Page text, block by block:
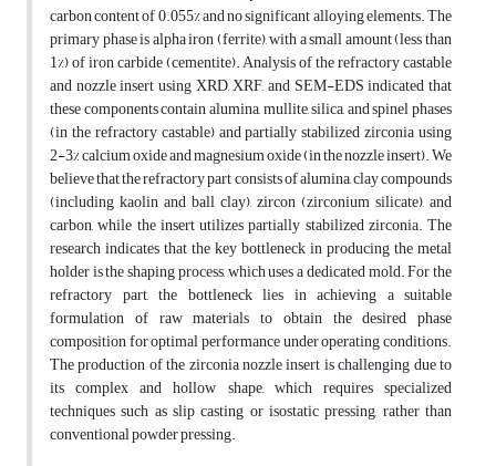
carbon content of 0.055% and no significant alloying elements. The
primary phase is alpha iron (ferrite), with a small amount (less than
1%) of iron carbide (cementite). Analysis of the refractory castable
and nozzle insert using XRD, XRF, and SEM-EDS indicated that
these components contain alumina, mullite, silica, and spinel phases
(in the refractory castable) and partially stabilized zirconia using
2-3% calcium oxide and magnesium oxide (in the nozzle insert). We
believe that the refractory part consists of alumina, clay compounds
(including kaolin and ball clay), zircon (zirconium silicate), and
carbon, while the insert utilizes partially stabilized zirconia. The
research indicates that the key bottleneck in producing the metal
holder is the shaping process, which uses a dedicated mold. For the
refractory part, the bottleneck lies in achieving a suitable
formulation of raw materials to obtain the desired phase
composition for optimal performance under operating conditions.
The production of the zirconia nozzle insert is challenging due to
its complex and hollow shape, which requires specialized
techniques such as slip casting or isostatic pressing, rather than
conventional powder pressing.